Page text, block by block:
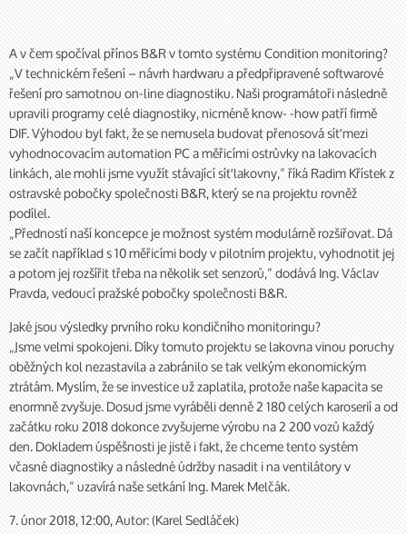
A v čem spočíval přínos B&R v tomto systému Condition monitoring?
„V technickém řešení – návrh hardwaru a předpřipravené softwarové
řešení pro samotnou on-line diagnostiku. Naši programátoři následně
upravili programy celé diagnostiky, nicméně know- -how patří firmě
DIF. Výhodou byl fakt, že se nemusela budovat přenosová síť mezi
vyhodnocovacím automation PC a měřicími ostrůvky na lakovacích
linkách, ale mohli jsme využít stávající síť lakovny,“ říká Radim Křístek z
ostravské pobočky společnosti B&R, který se na projektu rovněž
podílel.
„Předností naší koncepce je možnost systém modulárně rozšiřovat. Dá
se začít například s 10 měřicími body v pilotním projektu, vyhodnotit jej
a potom jej rozšířit třeba na několik set senzorů,“ dodává Ing. Václav
Pravda, vedoucí pražské pobočky společnosti B&R.
Jaké jsou výsledky prvního roku kondičního monitoringu?
„Jsme velmi spokojeni. Díky tomuto projektu se lakovna vinou poruchy
oběžných kol nezastavila a zabránilo se tak velkým ekonomickým
ztrátám. Myslím, že se investice už zaplatila, protože naše kapacita se
enormně zvyšuje. Dosud jsme vyráběli denně 2 180 celých karoserií a od
začátku roku 2018 dokonce zvyšujeme výrobu na 2 200 vozů každý
den. Dokladem úspěšnosti je jistě i fakt, že chceme tento systém
včasné diagnostiky a následné údržby nasadit i na ventilátory v
lakovnách,“ uzavírá naše setkání Ing. Marek Melčák.
7. únor 2018, 12:00, Autor: (Karel Sedláček)